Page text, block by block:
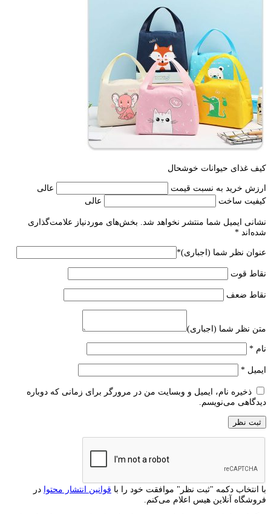
کیف غذای حیوانات خوشحال
ارزش خرید به نسبت قیمت
عالی
کیفیت ساخت
عالی
نشانی ایمیل شما منتشر نخواهد شد. بخش‌های موردنیاز علامت‌گذاری
شده‌اند *
عنوان نظر شما (اجباری)*
نقاط قوت
نقاط ضعف
متن نظر شما (اجباری)
نام *
ایمیل *
ذخیره نام، ایمیل و وبسایت من در مرورگر برای زمانی که دوباره
دیدگاهی می‌نویسم.
با انتخاب دکمه "ثبت نظر" موافقت خود را با قوانین انتشار محتوا در
فروشگاه آنلاین هیس اعلام می‌کنم.